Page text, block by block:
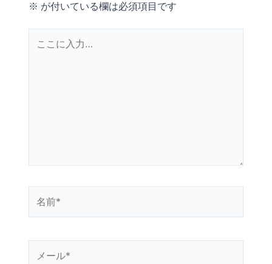
※ が付いている欄は必須項目です